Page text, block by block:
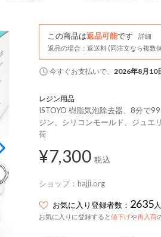
この商品は返品可能です
詳細
返品の場合：返送料 (同注文なら複数
今すぐお支払いで、 2026年8月10
レジン用品
ISTOYO 樹脂気泡除去器、8分で
ジン、シリコンモールド、ジュエ
荷
¥7,300 税込
ショップ： hajji.org
お気に入り登録者数： 2635人
お気に入りに登録すると値下げや再入荷